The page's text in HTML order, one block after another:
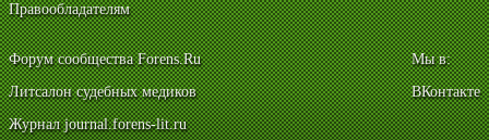
Правообладателям
Форум сообщества Forens.Ru
Литсалон судебных медиков
Журнал journal.forens-lit.ru
Мы в:
ВКонтакте